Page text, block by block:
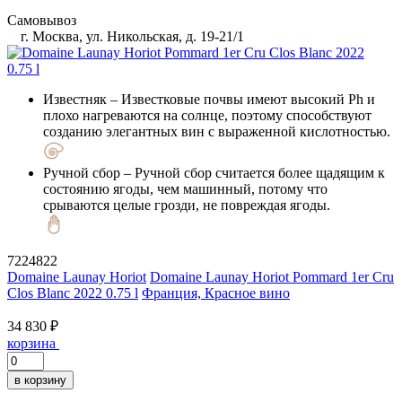
Самовывоз
г. Москва, ул. Никольская, д. 19-21/1
Известняк – Известковые почвы имеют высокий Ph и
плохо нагреваются на солнце, поэтому способствуют
созданию элегантных вин с выраженной кислотностью.
Ручной сбор – Ручной сбор считается более щадящим к
состоянию ягоды, чем машинный, потому что
срываются целые грозди, не повреждая ягоды.
7224822
Domaine Launay Horiot Domaine Launay Horiot Pommard 1er Cru
Clos Blanc 2022 0.75 l Франция, Красное вино
34 830 ₽
корзина
в корзину